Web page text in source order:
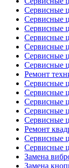
Сервисные
Сервисные
Сервисные
Сервисные
Сервисные
Сервисные
Сервисные
Ремонт
Сервисные
Сервисные
Сервисные
Сервисные
Сервисные
Ремонт
Сервисные
Сервисные
Замена
Замена